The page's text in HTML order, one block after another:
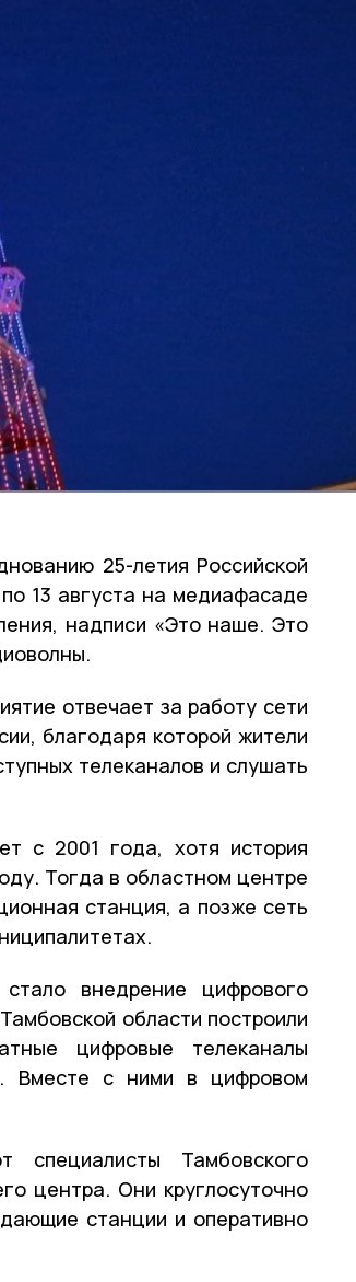
25-летия Российской
13 августа на медиафасаде
надписи «Это наше. Это
отвечает за работу сети
благодаря которой жители
телеканалов и слушать
с 2001 года, хотя история
Тогда в областном центре
станция, а позже сеть
внедрение цифрового
области построили
цифровые телеканалы
Вместе с ними в цифровом
специалисты Тамбовского
центра. Они круглосуточно
станции и оперативно